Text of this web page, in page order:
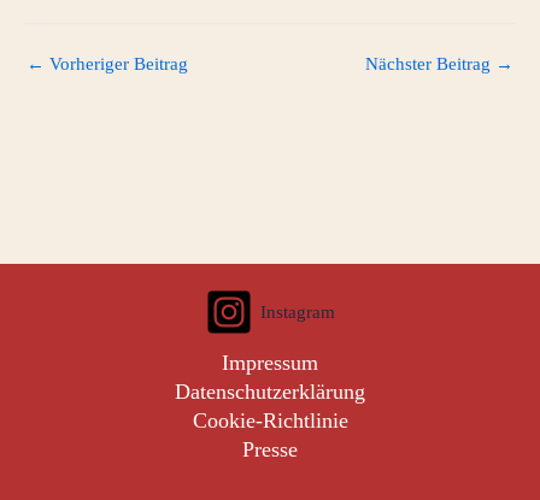
← Vorheriger Beitrag Nächster Beitrag →
Instagram
Impressum
Datenschutzerklärung
Cookie-Richtlinie
Presse